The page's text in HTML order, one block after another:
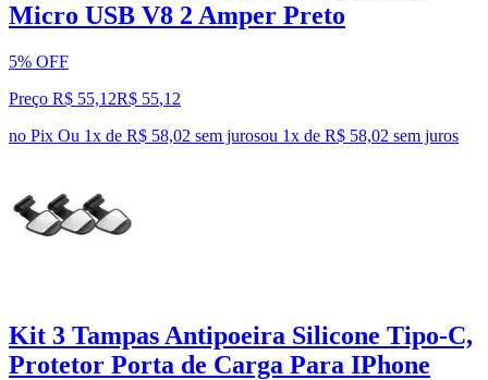
Micro USB V8 2 Amper Preto
5% OFF
Preço R$ 55,12R$ 55,12
no Pix Ou 1x de R$ 58,02 sem jurosou 1x de R$ 58,02 sem juros
Kit 3 Tampas Antipoeira Silicone Tipo-C,
Protetor Porta de Carga Para IPhone